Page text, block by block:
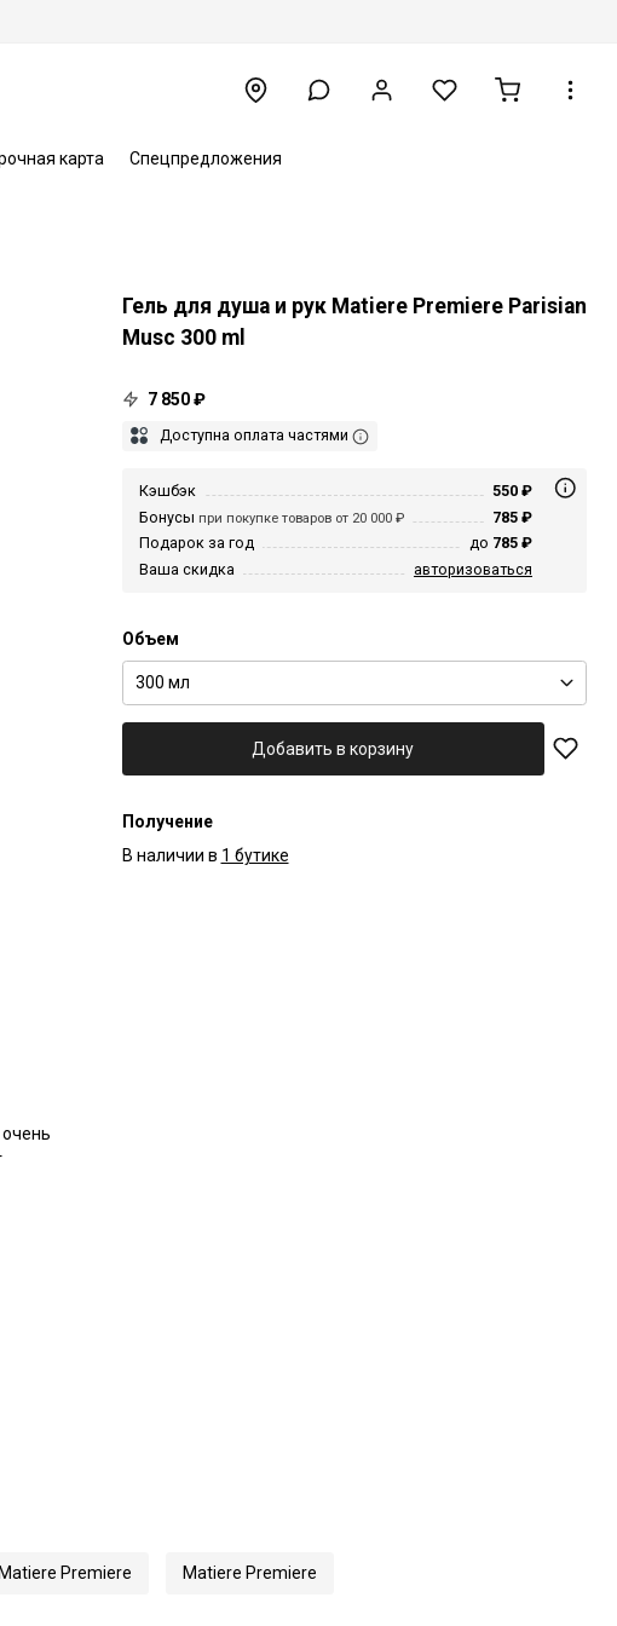
карта Спецпредложения
Гель для душа и рук Matiere Premiere Parisian
Musc 300 ml
7 850 ₽
Доступна оплата частями
Кэшбэк
550 ₽
Бонусы при покупке товаров от 20 000 ₽
785 ₽
Подарок за год
до 785 ₽
Ваша скидка
авторизоваться
Объем
300 мл
Добавить в корзину
Получение
В наличии в 1 бутике
Premiere Matiere Premiere